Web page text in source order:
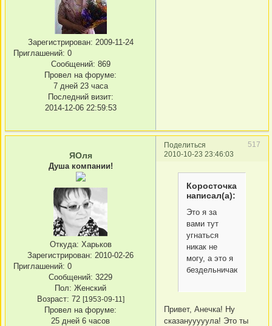
Зарегистрирован: 2009-11-24
Приглашений: 0
Сообщений: 869
Провел на форуме:
7 дней 23 часа
Последний визит:
2014-12-06 22:59:53
Поделиться
517
2010-10-23 23:46:03
ЯОля
Душа компании!
Откуда: Харьков
Зарегистрирован: 2010-02-26
Приглашений: 0
Сообщений: 3229
Пол: Женский
Возраст: 72 [1953-09-11]
Провел на форуме:
25 дней 6 часов
Коросточка
написал(а):
Это я за
вами тут
угнаться
никак не
могу, а это я
бездельничаю.
Привет, Анечка! Ну
сказанууууула! Это ты